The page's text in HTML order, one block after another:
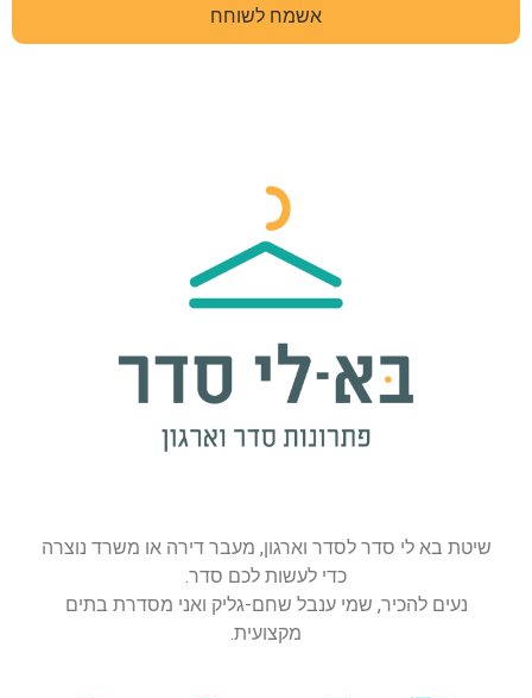
אשמח לשוחח
שיטת בא לי סדר לסדר וארגון, מעבר דירה או משרד נוצרה
כדי לעשות לכם סדר.
נעים להכיר, שמי ענבל שחם-גליק ואני מסדרת בתים
מקצועית.